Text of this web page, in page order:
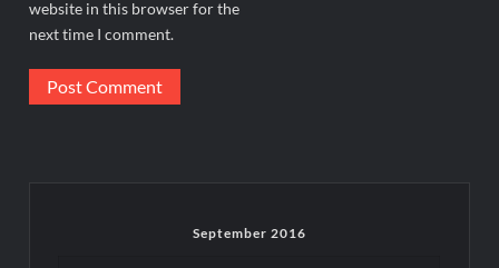
website in this browser for the
next time I comment.
September 2016